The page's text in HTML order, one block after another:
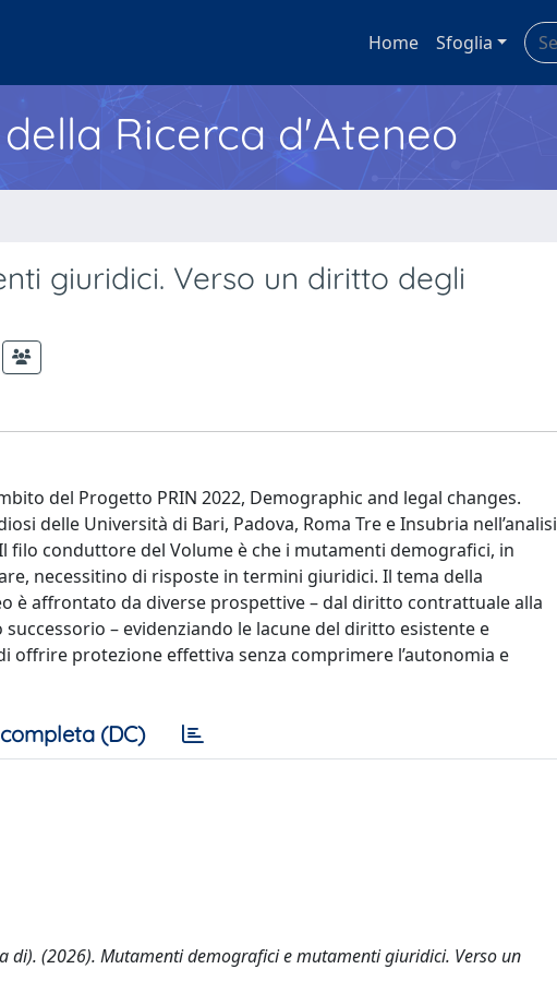
Home Sfoglia
Ricerca d'Ateneo
giuridici. Verso un diritto degli
del Progetto PRIN 2022, Demographic and legal changes.
delle Università di Bari, Padova, Roma Tre e Insubria nell’analisi
filo conduttore del Volume è che i mutamenti demografici, in
necessitino di risposte in termini giuridici. Il tema della
è affrontato da diverse prospettive – dal diritto contrattuale alla
– evidenziando le lacune del diritto esistente e
protezione effettiva senza comprimere l’autonomia e
(DC)
di). (2026). Mutamenti demografici e mutamenti giuridici. Verso un